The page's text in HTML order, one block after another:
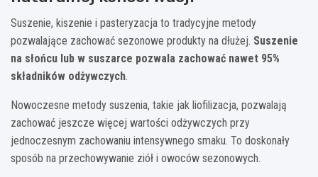
Suszenie, kiszenie i pasteryzacja to tradycyjne metody
pozwalające zachować sezonowe produkty na dłużej. Suszenie
na słońcu lub w suszarce pozwala zachować nawet 95%
składników odżywczych.
Nowoczesne metody suszenia, takie jak liofilizacja, pozwalają
zachować jeszcze więcej wartości odżywczych przy
jednoczesnym zachowaniu intensywnego smaku. To doskonały
sposób na przechowywanie ziół i owoców sezonowych.